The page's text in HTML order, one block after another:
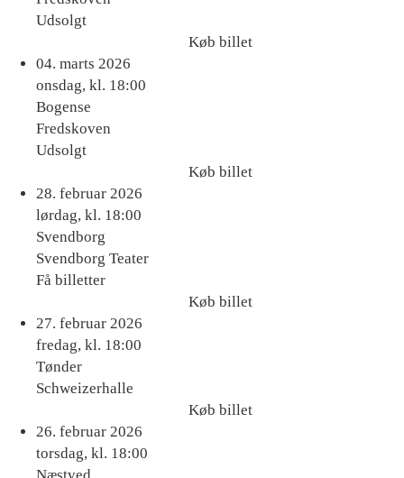
Udsolgt
Køb billet
Køb
billet
04. marts 2026
onsdag, kl. 18:00
Bogense
Fredskoven
Udsolgt
Køb billet
Køb
billet
28. februar 2026
lørdag, kl. 18:00
Svendborg
Svendborg Teater
Få billetter
Køb billet
Køb
billet
27. februar 2026
fredag, kl. 18:00
Tønder
Schweizerhalle
Køb billet
Køb
billet
26. februar 2026
torsdag, kl. 18:00